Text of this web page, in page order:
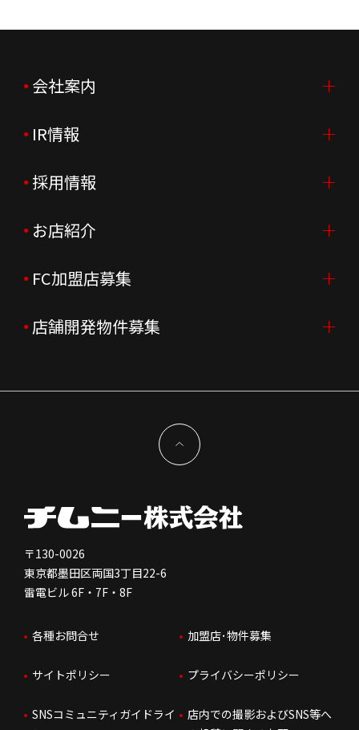
会社案内
会社案内TOP
ご挨拶
会社概要
会社沿革
企業理念
新型コロナウイルス対応
IR情報
IR情報TOP
ニュースリリース
月次売上
決算資料
コーポレートガバナンス
免責事項
株価情報
IRお問合せ
採用情報
採用情報TOP
新卒採用
中途採用
会社を知る
人を知る
はたらく環境
人財育成
サステナビリティ
お店紹介
店舗を探す・予約する
よくあるご質問
FC加盟店募集
FC加盟店募集TOP
独立支援について
FC加盟店お問合せ
店舗開発物件募集
〒130-0026
東京都墨田区両国3丁目22-6
雷電ビル 6F・7F・8F
各種お問合せ 加盟店･物件募集
サイトポリシー プライバシーポリシー
SNSコミュニティガイドライ
店内での撮影およびSNS等へ